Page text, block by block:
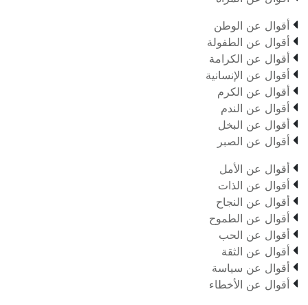
 أقوال عن الوطن
 أقوال عن الطفولة
 أقوال عن الكرامة
 أقوال عن الإنسانية
 أقوال عن الكرم
 أقوال عن الندم
 أقوال عن البخل
 أقوال عن الصبر
 أقوال عن الأمل
 أقوال عن الذات
 أقوال عن النجاح
 أقوال عن الطموح
 أقوال عن الحب
 أقوال عن الثقة
 أقوال عن سياسة
 أقوال عن الأخطاء